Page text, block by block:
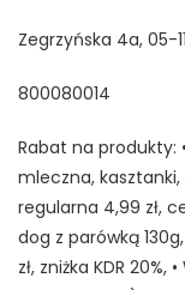
Zegrzyńska 4a, 05-
800080014
Rabat na produkty:
mleczna,
regularna 4,99 zł,
dog z parówką
zł, zniżka KDR